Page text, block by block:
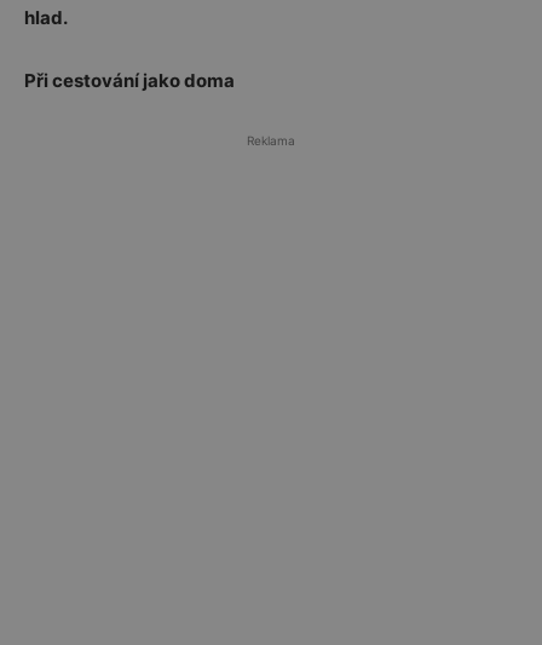
hlad.
Při cestování jako doma
Reklama